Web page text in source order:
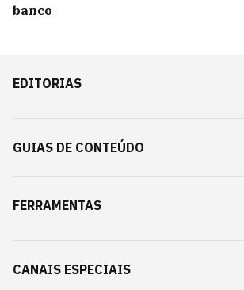
banco
EDITORIAS
GUIAS DE CONTEÚDO
FERRAMENTAS
CANAIS ESPECIAIS